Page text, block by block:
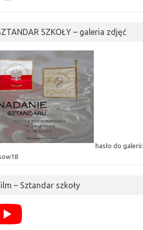
SZKOŁY – galeria zdjęć
hasło do galerii:
– Sztandar szkoły